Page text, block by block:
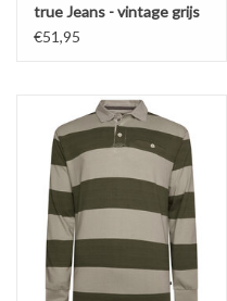
true Jeans - vintage grijs
€51,95